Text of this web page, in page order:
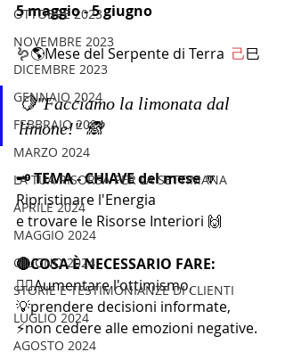
OTTOBRE 2023
NOVEMBRE 2023
DICEMBRE 2023
GENNAIO 2024
FEBBRAIO 2024
MARZO 2024
LA TUA RISORSA PER LA SETTIMANA
APRILE 2024
MAGGIO 2024
GIUGNO 2024
STORIE E TESTIMONIANZE DI CLIENTI
LUGLIO 2024
AGOSTO 2024
5 maggio - 5 giugno
🪱🌎Mese del Serpente di Terra 己巳
🍋"Facciamo la limonata dal
limone!" 🙈
🗝️ TEMA - CHIAVE del mese 🔽
​Ripristinare l'Energia
e trovare le Risorse Interiori 🙌
🔴COSA È NECESSARIO FARE:
🙂‍↔Aumentare l'ottimismo,
💡prendere decisioni informate,
⚡non cedere alle emozioni negative.